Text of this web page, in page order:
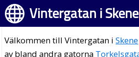
Vintergatan i Skene
Välkommen till Vintergatan iSkene
av bland andra gatorna